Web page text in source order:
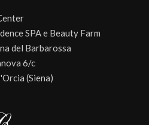
SPA e Beauty Farm
del Barbarossa
6/c
(Siena)